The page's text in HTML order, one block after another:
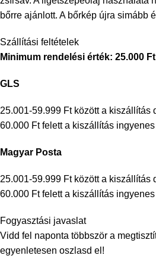
bőrre ajánlott. A bőrkép újra simább
Szállítási feltételek
Minimum rendelési érték: 25.000 Ft
GLS
25.001-59.999 Ft között a kiszállítás
60.000 Ft felett a kiszállítás ingyenes
Magyar Posta
25.001-59.999 Ft között a kiszállítás
60.000 Ft felett a kiszállítás ingyenes
Fogyasztási javaslat
Vidd fel naponta többször a
egyenletesen oszlasd el!